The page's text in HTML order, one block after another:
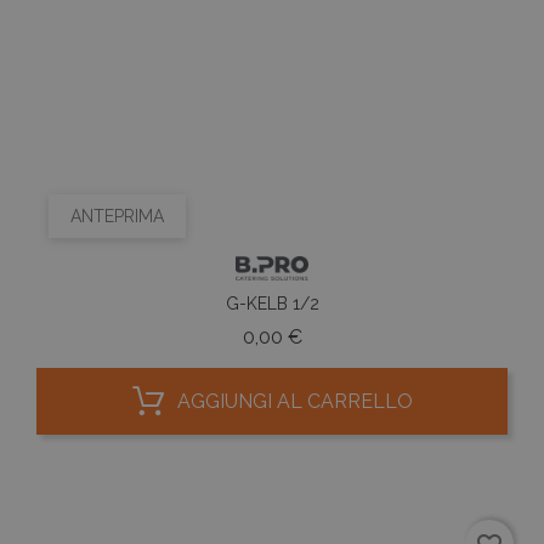
ANTEPRIMA
G-KELB 1/2
0,00 €Prezzo
AGGIUNGI AL CARRELLO